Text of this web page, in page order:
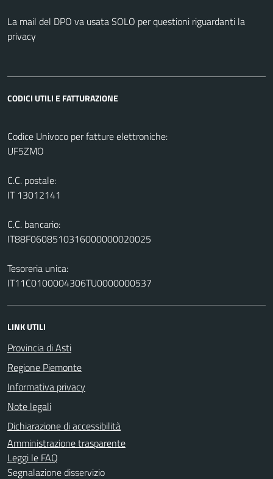
La mail del DPO va usata SOLO per questioni riguardanti la
privacy
CODICI UTILI E FATTURAZIONE
Codice Univoco per fatture elettroniche:
UF5ZMO
C.C. postale:
IT 13012141
C.C. bancario:
IT88F0608510316000000020025
Tesoreria unica:
IT11C0100004306TU0000000537
LINK UTILI
Provincia di Asti
Regione Piemonte
Informativa privacy
Note legali
Dichiarazione di accessibilità
Amministrazione trasparente
Leggi le FAQ
Segnalazione disservizio